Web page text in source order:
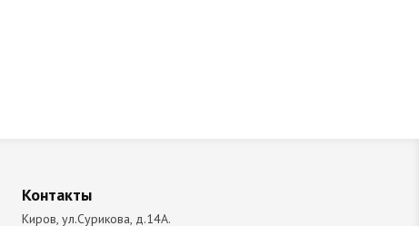
Контакты
Киров, ул.Сурикова, д.14А.